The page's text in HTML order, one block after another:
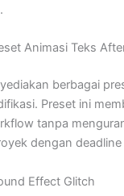
Animasi Teks
berbagai
Preset ini
tanpa
dengan
Effect Glitch